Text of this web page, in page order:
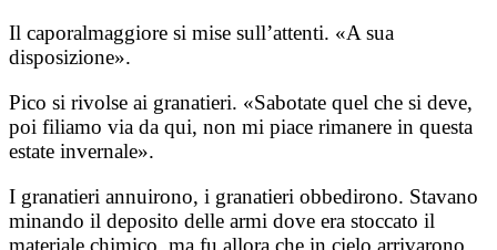
Il caporalmaggiore si mise sull’attenti. «A sua
disposizione».
Pico si rivolse ai granatieri. «Sabotate quel che si deve,
poi filiamo via da qui, non mi piace rimanere in questa
estate invernale».
I granatieri annuirono, i granatieri obbedirono. Stavano
minando il deposito delle armi dove era stoccato il
materiale chimico, ma fu allora che in cielo arrivarono